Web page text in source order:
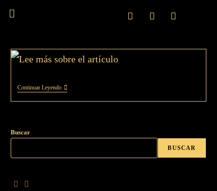
Continuar Leyendo
Buscar
BUSCAR